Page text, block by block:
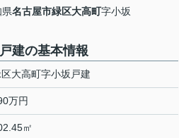
名古屋市緑区大高町字小坂
建の基本情報
大高町字小坂戸建
万円
㎡